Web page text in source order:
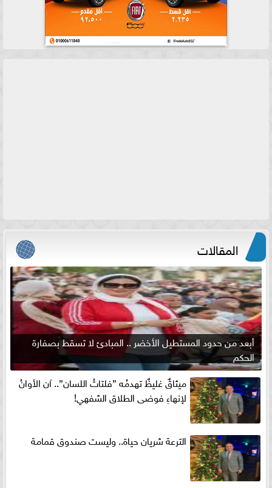
المقالات
أبعد من حدود المستطيل الأخضر .. المبادئ لا تسقط بصفارة
الحكم
ميثاقٌ غليظٌ تهدمُه ”فلتاتُ اللسان”.. آن الأوانُ
لإنهاءِ فوضى الطلاق الشفهي!
الترعة شريان حياة.. وليست صندوق قمامة